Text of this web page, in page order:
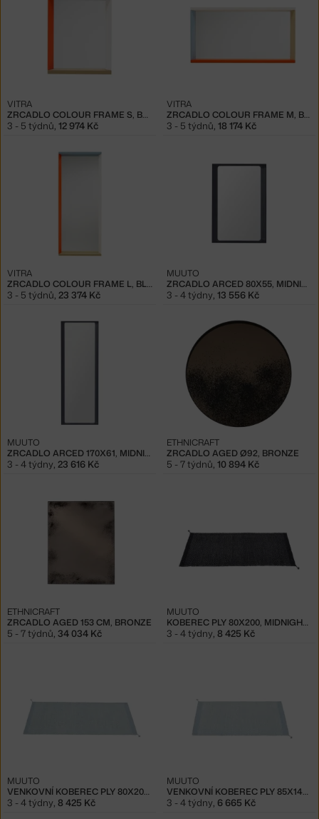
ZRCADLO COLOUR FRAME S, BLUE/ORANGE
VITRA
3 - 5 týdnů, 12 974 Kč
ZRCADLO COLOUR FRAME M, BLUE/ORANGE
VITRA
3 - 5 týdnů, 18 174 Kč
ZRCADLO COLOUR FRAME L, BLUE/ORANGE
VITRA
3 - 5 týdnů, 23 374 Kč
ZRCADLO ARCED 80X55, MIDNIGHT BLUE
MUUTO
3 - 4 týdny, 13 556 Kč
ZRCADLO ARCED 170X61, MIDNIGHT BLUE
MUUTO
3 - 4 týdny, 23 616 Kč
ZRCADLO AGED Ø92, BRONZE
ETHNICRAFT
5 - 7 týdnů, 10 894 Kč
ZRCADLO AGED 153 CM, BRONZE
ETHNICRAFT
5 - 7 týdnů, 34 034 Kč
KOBEREC PLY 80X200, MIDNIGHT BLUE
MUUTO
3 - 4 týdny, 8 425 Kč
VENKOVNÍ KOBEREC PLY 80X200, LIGHT BLUE
MUUTO
3 - 4 týdny, 8 425 Kč
VENKOVNÍ KOBEREC PLY 85X140, LIGHT BLUE
MUUTO
3 - 4 týdny, 6 665 Kč